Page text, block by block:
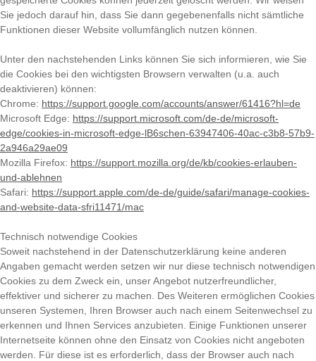
Sie jedoch darauf hin, dass Sie dann gegebenenfalls nicht sämtliche
Funktionen dieser Website vollumfänglich nutzen können.
Unter den nachstehenden Links können Sie sich informieren, wie Sie
die Cookies bei den wichtigsten Browsern verwalten (u.a. auch
deaktivieren) können:
Chrome: https://support.google.com/accounts/answer/61416?hl=de
Microsoft Edge: https://support.microsoft.com/de-de/microsoft-
edge/cookies-in-microsoft-edge-lB6schen-63947406-40ac-c3b8-57b9-
2a946a29ae09
Mozilla Firefox: https://support.mozilla.org/de/kb/cookies-erlauben-
und-ablehnen
Safari: https://support.apple.com/de-de/guide/safari/manage-cookies-
and-website-data-sfri11471/mac
Technisch notwendige Cookies
Soweit nachstehend in der Datenschutzerklärung keine anderen
Angaben gemacht werden setzen wir nur diese technisch notwendigen
Cookies zu dem Zweck ein, unser Angebot nutzerfreundlicher,
effektiver und sicherer zu machen. Des Weiteren ermöglichen Cookies
unseren Systemen, Ihren Browser auch nach einem Seitenwechsel zu
erkennen und Ihnen Services anzubieten. Einige Funktionen unserer
Internetseite können ohne den Einsatz von Cookies nicht angeboten
werden. Für diese ist es erforderlich, dass der Browser auch nach